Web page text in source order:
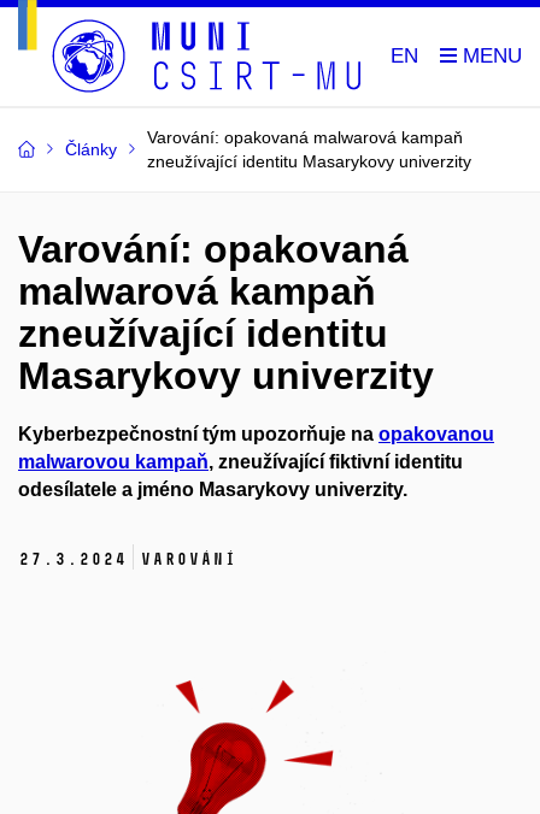
EN
Články
Varování: opakovaná malwarová kampaň
zneužívající identitu Masarykovy univerzity
Varování: opakovaná
malwarová kampaň
zneužívající identitu
Masarykovy univerzity
Kyberbezpečnostní tým upozorňuje na opakovanou
malwarovou kampaň, zneužívající fiktivní identitu
odesílatele a jméno Masarykovy univerzity.
27. 3. 2024 Varování